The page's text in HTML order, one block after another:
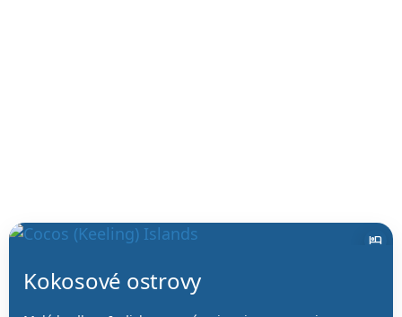
hotel
Kokosové ostrovy